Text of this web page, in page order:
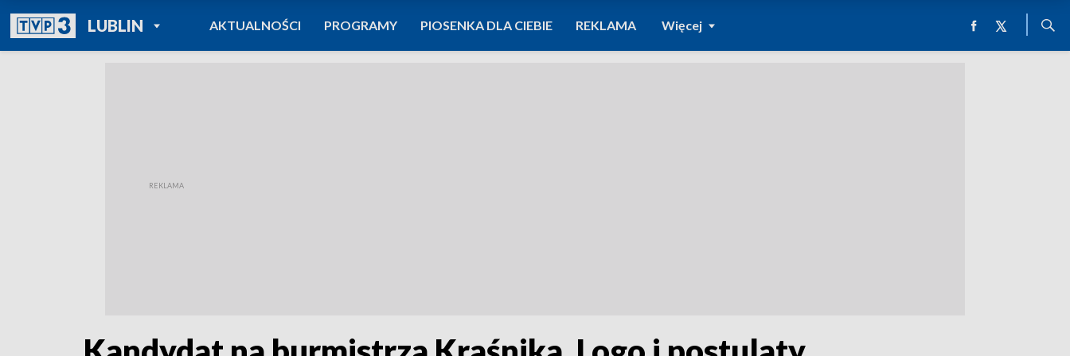
LUBLINPOWRÓT DO
TVP REGIONY
AKTUALNOŚCI PROGRAMY PIOSENKA DLA CIEBIE REKLAMA Więcej